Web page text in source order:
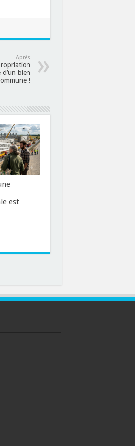
Après
bien
!
est